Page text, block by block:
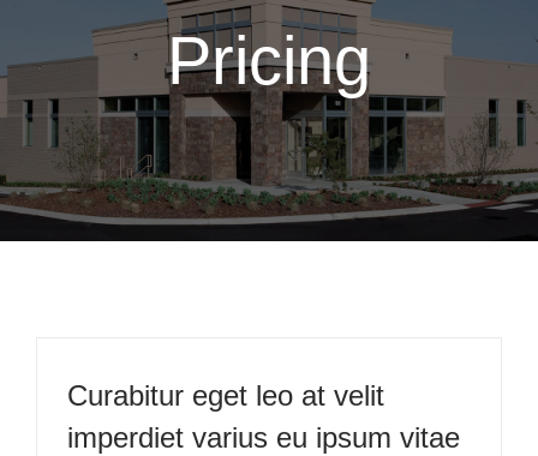
Pricing
Curabitur eget leo at velit
imperdiet varius eu ipsum vitae